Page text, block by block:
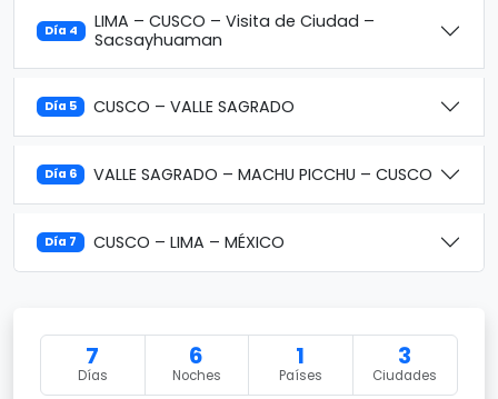
Día 4
LIMA – CUSCO – Visita de Ciudad –
Sacsayhuaman
Día 5 CUSCO – VALLE SAGRADO
Día 6 VALLE SAGRADO – MACHU PICCHU – CUSCO
Día 7 CUSCO – LIMA – MÉXICO
7
Días
6
Noches
1
Países
3
Ciudades